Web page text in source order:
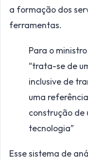
a formação dos
ferramentas.
Para o
“trata-se de
inclusive de
uma
construção de
tecnologia”
Esse sistema de